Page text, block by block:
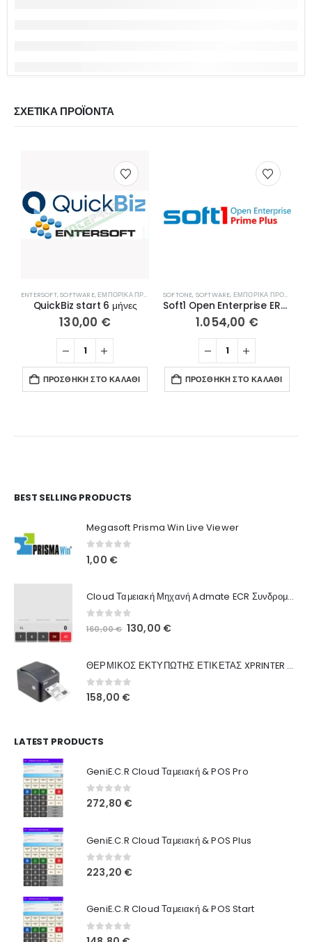
ΣΧΕΤΙΚΆ ΠΡΟΪΌΝΤΑ
ENTERSOFT,SOFTWARE,ΕΜΠΟΡΙΚΆ ΠΡΟΓΡΆΜΜΑΤΑ
QuickBiz start 6 μήνες
130,00 €
ΠΡΟΣΘΉΚΗ ΣΤΟ ΚΑΛΆΘΙ
SOFTONE, SOFTWARE, ΕΜΠΟΡΙΚΆ ΠΡΟΓΡΆΜΜΑΤΑ
Soft1 Open Enterprise ERP Commercial Prime Plus
1.054,00 €
ΠΡΟΣΘΉΚΗ ΣΤΟ ΚΑΛΆΘΙ
BEST SELLING PRODUCTS
Megasoft Prisma Win Live Viewer
0 out of 5
1,00 €
Cloud Ταμειακή Μηχανή Admate ECR Συνδρομή 12 μηνών
out of 5
160,00€ Original
160,00 €.
130,00 €Η
είναι:
ΘΕΡΜΙΚΟΣ ΕΚΤΥΠΩΤΗΣ ΕΤΙΚΕΤΑΣ XPRINTER XP-420B
0out of 5
158,00 €
LATEST PRODUCTS
GeniE.C.R Cloud Ταμειακή & POS Pro
0out of 5
272,80 €
GeniE.C.R Cloud Ταμειακή & POS Plus
0out of 5
223,20 €
GeniE.C.R Cloud Ταμειακή & POS Start
0out of 5
Ο Λογαριασμός μου
Στοιχεία λογαριασμού
Παραγγελίες
Πληροφορίες Καταστήματος
Ποιοι Είμαστε
Γιατί Εμάς
Blog
Όροι Χρήσης
Τρόποι Αγοράς
Τρόποι Πληρωμής
Τρόποι Αποστολής
Ασφάλεια Πληρωμών